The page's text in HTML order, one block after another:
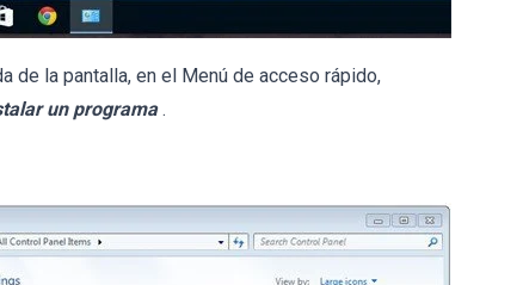
de la pantalla, en el Menú de acceso rápido,
un programa .